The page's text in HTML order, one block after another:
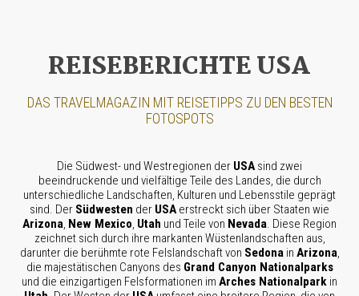
REISEBERICHTE USA
DAS TRAVEL­MAGAZIN MIT REISETIPPS ZU DEN BESTEN
FOTOSPOTS
Die Südwest- und Westregionen der USA sind zwei
beeindruckende und vielfältige Teile des Landes, die durch
unterschiedliche Landschaften, Kulturen und Lebensstile geprägt
sind. Der Südwesten der USA erstreckt sich über Staaten wie
Arizona, New Mexico, Utah und Teile von Nevada. Diese Region
zeichnet sich durch ihre markanten Wüstenlandschaften aus,
darunter die berühmte rote Felslandschaft von Sedonain Arizona,
die majestätischen Canyons des Grand Canyon Nationalparks
und die einzigartigen Felsformationen im Arches Nationalpark in